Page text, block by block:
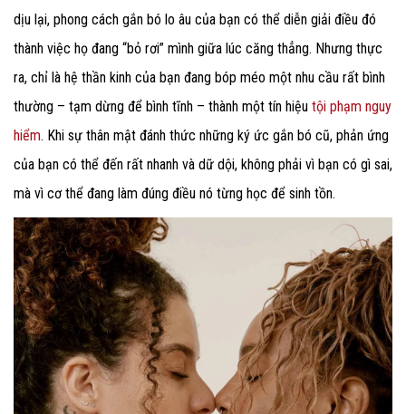
dịu lại, phong cách gắn bó lo âu của bạn có thể diễn giải điều đó
thành việc họ đang “bỏ rơi” mình giữa lúc căng thẳng. Nhưng thực
ra, chỉ là hệ thần kinh của bạn đang bóp méo một nhu cầu rất bình
thường – tạm dừng để bình tĩnh – thành một tín hiệu tội phạm nguy
hiểm. Khi sự thân mật đánh thức những ký ức gắn bó cũ, phản ứng
của bạn có thể đến rất nhanh và dữ dội, không phải vì bạn có gì sai,
mà vì cơ thể đang làm đúng điều nó từng học để sinh tồn.